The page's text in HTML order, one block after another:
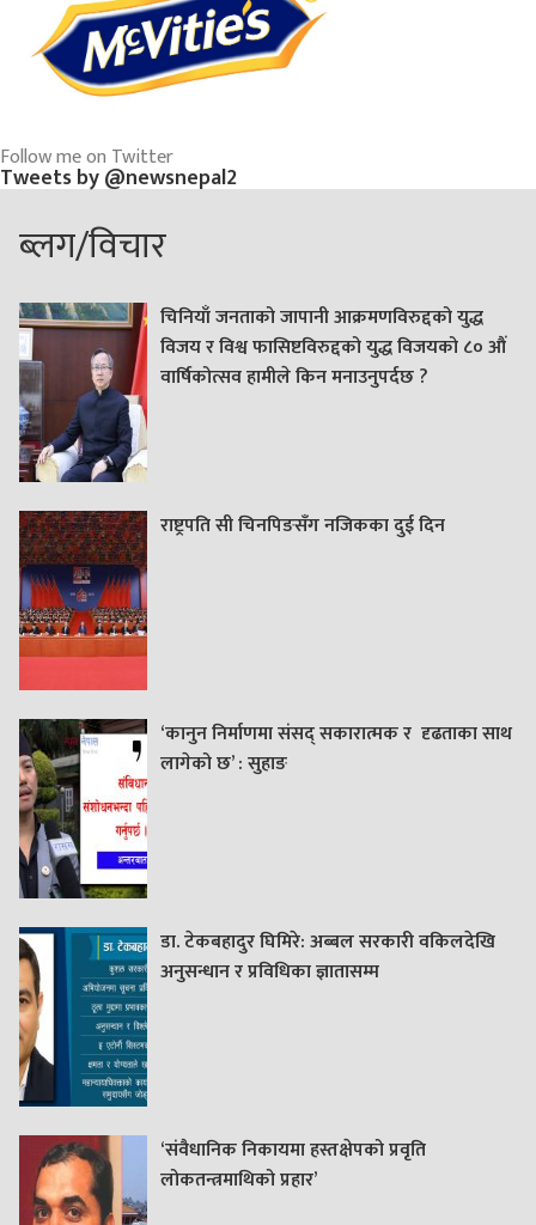
Follow me on Twitter
Tweets by @newsnepal2
ब्लग/विचार
चिनियाँ जनताको जापानी आक्रमणविरुद्दको युद्ध
विजय र विश्व फासिष्टविरुद्दको युद्ध विजयको ८० औं
वार्षिकोत्सव हामीले किन मनाउनुपर्दछ ?
राष्ट्रपति सी चिनपिङसँग नजिकका दुई दिन
‘कानुन निर्माणमा संसद् सकारात्मक र दृढताका साथ
लागेको छ’ : सुहाङ
डा. टेकबहादुर घिमिरे: अब्बल सरकारी वकिलदेखि
अनुसन्धान र प्रविधिका ज्ञातासम्म
‘संवैधानिक निकायमा हस्तक्षेपको प्रवृति
लोकतन्त्रमाथिको प्रहार’